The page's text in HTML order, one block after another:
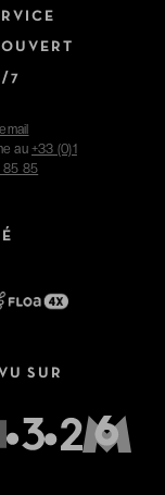
7
email
au +33 (0)1
85 85
VU SUR